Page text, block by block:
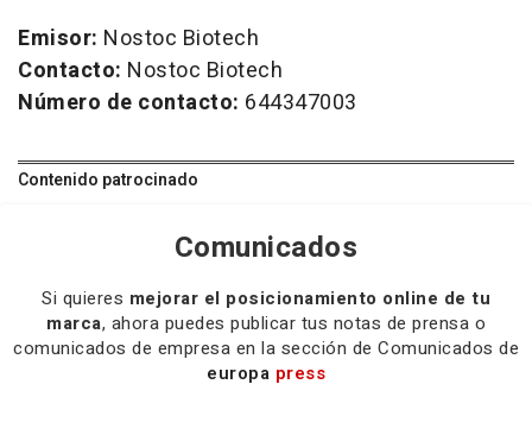
Emisor: Nostoc Biotech
Contacto: Nostoc Biotech
Número de contacto: 644347003
Contenido patrocinado
Comunicados
Si quieres mejorar el posicionamiento online de tu
marca, ahora puedes publicar tus notas de prensa o
comunicados de empresa en la sección de Comunicados de
europa press